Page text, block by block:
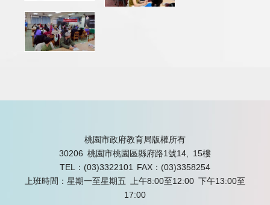
桃園市政府教育局版權所有
30206 桃園市桃園區縣府路1號14, 15樓
TEL：(03)3322101
FAX：(03)3358254
上班時間：星期一至星期五 上午8:00至12:00 下午13:00至
17:00